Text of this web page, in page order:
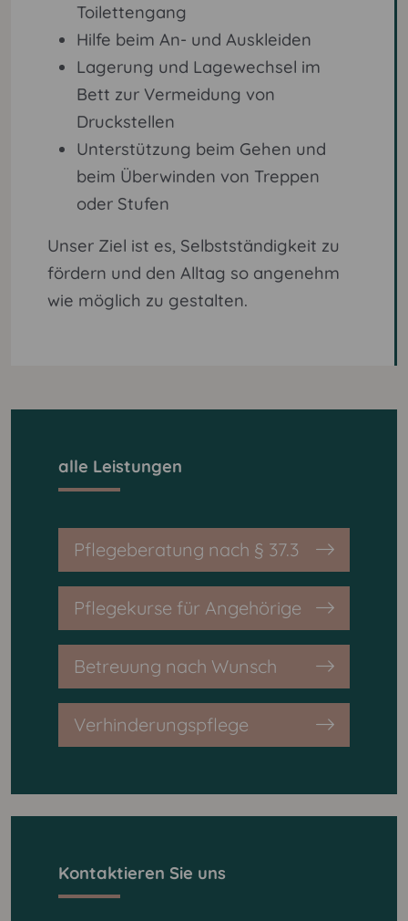
Toilettengang
Hilfe beim An- und Auskleiden
Lagerung und Lagewechsel im
Bett zur Vermeidung von
Druckstellen
Unterstützung beim Gehen und
beim Überwinden von Treppen
oder Stufen
Unser Ziel ist es, Selbstständigkeit zu
fördern und den Alltag so angenehm
wie möglich zu gestalten.
alle Leistungen
Pflegeberatung nach § 37.3
Pflegekurse für Angehörige
Betreuung nach Wunsch
Verhinderungspflege
Kontaktieren Sie uns